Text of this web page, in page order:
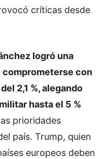
críticas desde
logró una
con
2,1 %, alegando
hasta el 5 %
prioridades
país. Trump, quien
europeos deben